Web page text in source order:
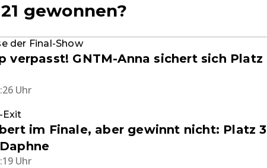
gewonnen?
der Final-Show
verpasst! GNTM-Anna sichert sich Platz
Uhr
Exit
im Finale, aber gewinnt nicht: Platz 3
Uhr